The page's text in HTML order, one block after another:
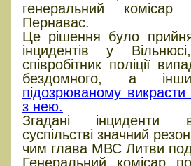
генеральний комісар
Пернавас.
Це рішення було
інцидентів у
співробітник поліції
бездомного, а
підозрюваному викрасти
з нею.
Згадані інциденти
суспільстві значний
чим глава МВС Литви
Генеральний комісар